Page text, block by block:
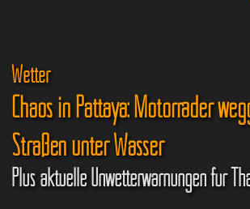
Wetter
Chaos in Pattaya: Motorräder
Straßen unter Wasser
Plus aktuelle Unwetterwarnungen für